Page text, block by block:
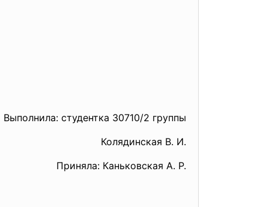
Выполнила: студентка 30710/2 группы
Колядинская В. И.
Приняла: Каньковская А. Р.